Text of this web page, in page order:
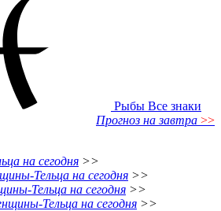
Рыбы Все знаки
Прогноз на завтра >>
на сегодня >>
Тельца на сегодня >>
Тельца на сегодня >>
Тельца на сегодня >>